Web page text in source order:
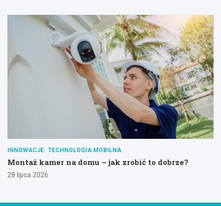
INNOWACJE TECHNOLOGIA MOBILNA
Montaż kamer na domu – jak zrobić to dobrze?
28 lipca 2026